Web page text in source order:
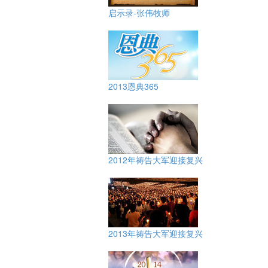
启示录-张伟牧师
2013恩典365
2012年祷告大军迎接复兴
2013年祷告大军迎接复兴